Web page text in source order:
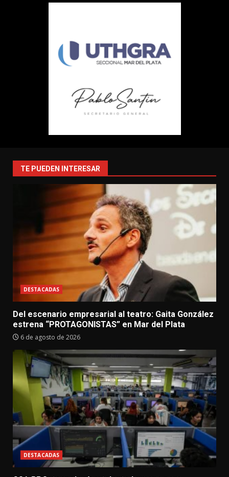
TE PUEDEN INTERESAR
DESTACADAS
Del escenario empresarial al teatro: Gaita González
estrena “PROTAGONISTAS” en Mar del Plata
6 de agosto de 2026
DESTACADAS